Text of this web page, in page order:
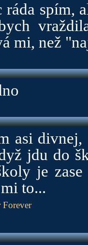
ráda spím,
mi, než
asi
jdu do
je
to...